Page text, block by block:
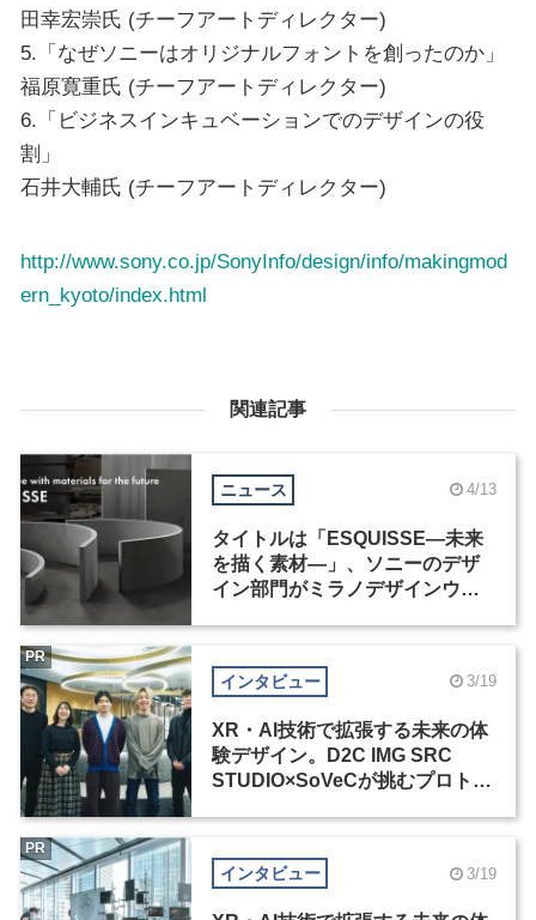
田幸宏崇氏 (チーフアートディレクター)
5.「なぜソニーはオリジナルフォントを創ったのか」
福原寛重氏 (チーフアートディレクター)
6.「ビジネスインキュベーションでのデザインの役
割」
石井大輔氏 (チーフアートディレクター)
http://www.sony.co.jp/SonyInfo/design/info/makingmod
ern_kyoto/index.html
関連記事
ニュース 4/13
タイトルは「ESQUISSE―未来
を描く素材―」、ソニーのデザ
イン部門がミラノデザインウィ
インタビュー 3/19
XR・AI技術で拡張する未来の体
験デザイン。D2C IMG SRC
STUDIO×SoVeCが挑むプロトタ
PR
インタビュー 3/19
PR